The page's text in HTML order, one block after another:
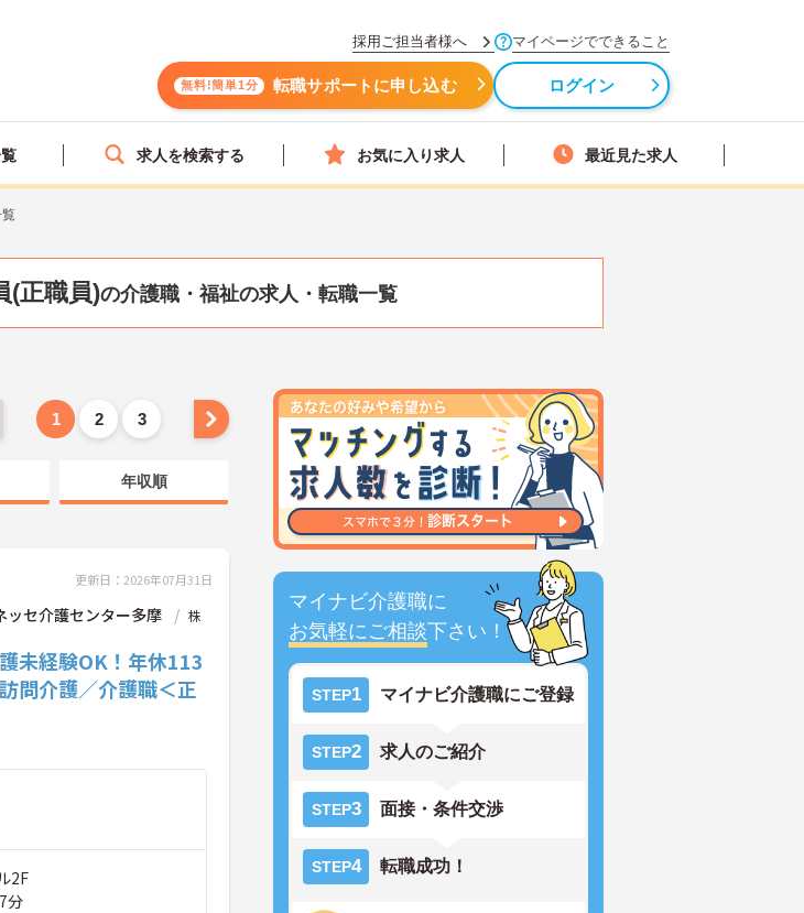
採用ご担当者様へ マイページでできること
無料!簡単1分 転職サポートに申し込む ログイン
求人を検索する お気に入り求人 最近見た求人
(正職員)の介護職・福祉の求人・転職一覧
マイナビ介護職に
お気軽にご相談下さい！
STEP1 マイナビ介護職にご登録
STEP2 求人のご紹介
STEP3 面接・条件交渉
STEP4 転職成功！
1 2 3
年収順
更新日：2026年07月31日
ッセ介護センター多摩
株
未経験OK！年休113
問介護／介護職＜正
2F
分